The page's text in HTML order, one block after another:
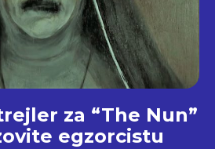
za “The Nun”
egzorcistu